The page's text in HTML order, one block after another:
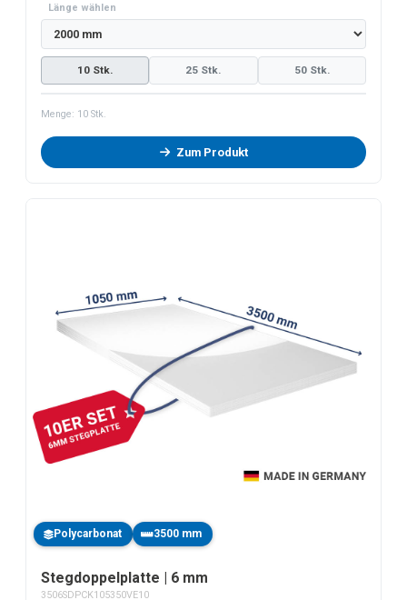
Länge wählen
10 Stk. 25 Stk. 50 Stk.
Menge: 10 Stk.
Zum Produkt
Polycarbonat 3500 mm
Stegdoppelplatte | 6 mm
3506SDPCK105350VE10